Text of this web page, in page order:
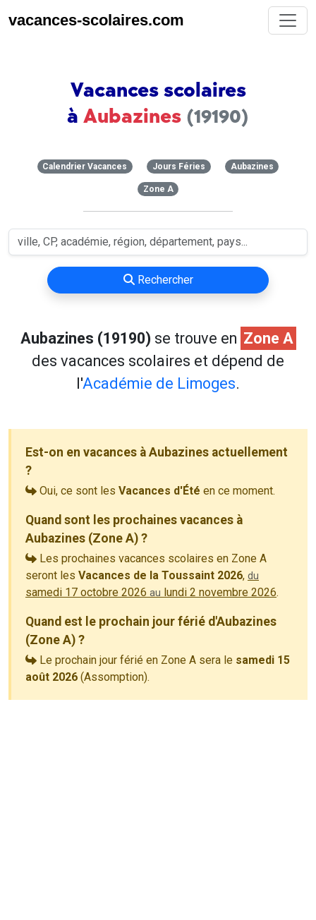
vacances-scolaires.com
Vacances scolaires
à Aubazines (19190)
Calendrier Vacances Jours Féries Aubazines
Zone A
Rechercher
Aubazines (19190) se trouve en Zone A
des vacances scolaires et dépend de
l'Académie de Limoges.
Est-on en vacances à Aubazines actuellement
?
Oui, ce sont les Vacances d'Été en ce moment.
Quand sont les prochaines vacances à
Aubazines (Zone A) ?
Les prochaines vacances scolaires en Zone A
seront les Vacances de la Toussaint 2026, du
samedi 17 octobre 2026 au lundi 2 novembre 2026.
Quand est le prochain jour férié d'Aubazines
(Zone A) ?
Le prochain jour férié en Zone A sera le samedi 15
août 2026 (Assomption).